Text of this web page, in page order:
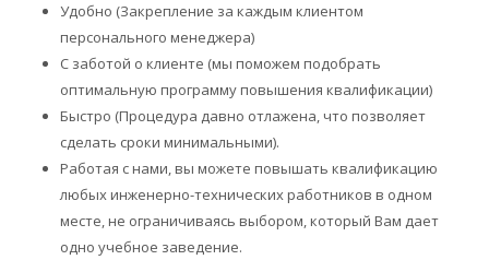
Удобно (Закрепление за каждым клиентом
персонального менеджера)
С заботой о клиенте (мы поможем подобрать
оптимальную программу повышения квалификации)
Быстро (Процедура давно отлажена, что позволяет
сделать сроки минимальными).
Работая с нами, вы можете повышать квалификацию
любых инженерно-технических работников в одном
месте, не ограничиваясь выбором, который Вам дает
одно учебное заведение.